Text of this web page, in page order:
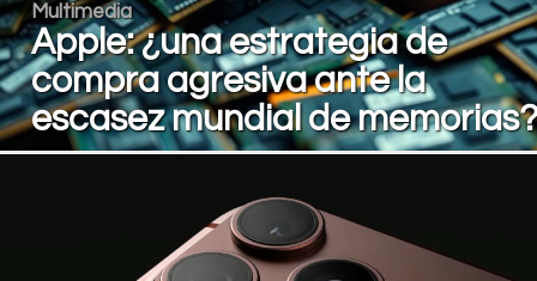
Multimedia
Apple: ¿una estrategia de
compra agresiva ante la
escasez mundial de memorias?